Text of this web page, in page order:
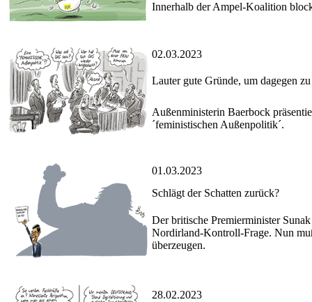
Innerhalb der Ampel-Koalition
02.03.2023
Lauter gute Gründe, um dagegen
Außenministerin Baerbock
´feministischen Außenpolitik´.
01.03.2023
Schlägt der Schatten zurück?
Der britische Premierminister
Nordirland-Kontroll-Frage. Nun
überzeugen.
28.02.2023